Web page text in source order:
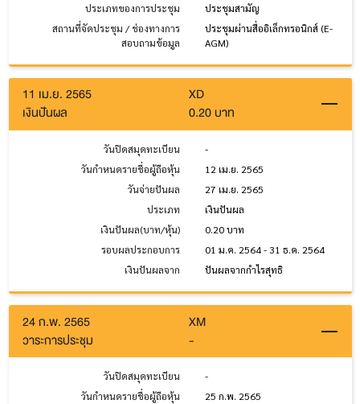
ประเภทของการประชุม
ประชุมสามัญ
สถานที่จัดประชุม / ช่องทางการ
สอบถามข้อมูล
ประชุมผ่านสื่ออิเล็กทรอนิกส์ (E-
AGM)
11 เม.ย. 2565
XD
เงินปันผล
0.20 บาท
วันปิดสมุดทะเบียน
-
วันกำหนดรายชื่อผู้ถือหุ้น
12 เม.ย. 2565
วันจ่ายปันผล
27 เม.ย. 2565
ประเภท
เงินปันผล
เงินปันผล(บาท/หุ้น)
0.20 บาท
รอบผลประกอบการ
01 ม.ค. 2564 - 31 ธ.ค. 2564
เงินปันผลจาก
ปันผลจากกำไรสุทธิ
24 ก.พ. 2565
XM
วาระการประชุม
-
วันปิดสมุดทะเบียน
-
วันกำหนดรายชื่อผู้ถือหุ้น
25 ก.พ. 2565